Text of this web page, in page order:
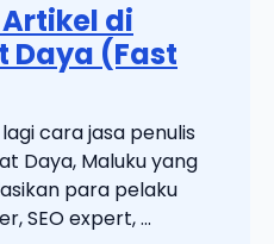
di
Daya (Fast
cara jasa penulis
Daya, Maluku yang
para pelaku
SEO expert, ...